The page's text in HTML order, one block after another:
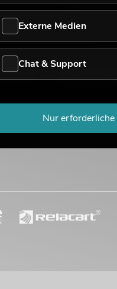
Externe Medien
Chat & Support
Nur erforderliche